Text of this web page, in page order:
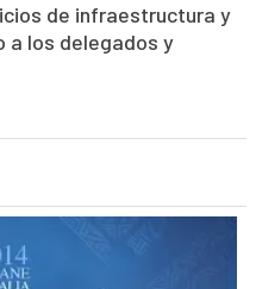
de infraestructura y
a los delegados y